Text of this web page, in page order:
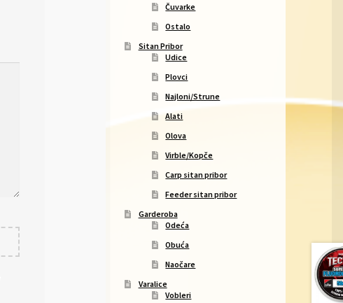
Čuvarke
Ostalo
Sitan Pribor
Udice
Plovci
Najloni/Strune
Alati
Olova
Virble/Kopče
Carp sitan pribor
Feeder sitan pribor
Garderoba
Odeća
Obuća
Naočare
Varalice
Vobleri